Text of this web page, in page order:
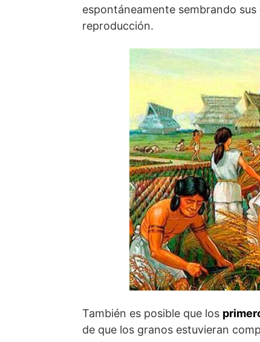
espontáneamente sembrando
reproducción.
También es posible que los
de que los granos estuvieran